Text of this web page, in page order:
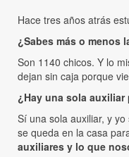
Hace tres años atrás
¿Sabes más o menos
Son 1140 chicos. Y lo
dejan sin caja porque
¿Hay una sola
Sí una sola auxiliar, y
se queda en la casa
auxiliares y lo que